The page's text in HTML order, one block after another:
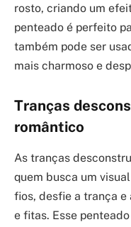
rosto, criando um
penteado é perfeito
também pode ser
mais charmoso e
Tranças
romântico
As tranças
quem busca um
fios, desfie a trança
e fitas. Esse